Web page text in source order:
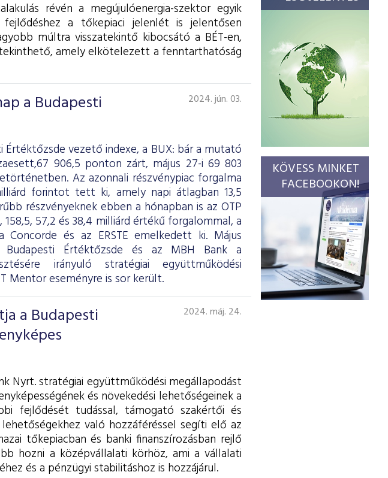
révén a megújulóenergia-szektor egyik
a tőkepiaci jelenlét is jelentősen
múltra visszatekintő kibocsátó a BÉT-en,
amely elkötelezett a fenntarthatóság
a Budapesti
2024. jún. 03.
vezető indexe, a BUX: bár a mutató
906,5 ponton zárt, május 27-i 69 803
Az azonnali részvénypiac forgalma
forintot tett ki, amely napi átlagban 13,5
részvényeknek ebben a hónapban is az OTP
57,2 és 38,4 milliárd értékű forgalommal, a
és az ERSTE emelkedett ki. Május
Értéktőzsde és az MBH Bank a
irányuló stratégiai együttműködési
Mentor eseményre is sor került.
a Budapesti
2024. máj. 24.
Nyrt. stratégiai együttműködési megállapodást
és növekedési lehetőségeinek a
fejlődését tudással, támogató szakértői és
való hozzáféréssel segíti elő az
tőkepiacban és banki finanszírozásban rejlő
hozni a középvállalati körhöz, ami a vállalati
és a pénzügyi stabilitáshoz is hozzájárul.
KÖVESS MINKET
FACEBOOKON!